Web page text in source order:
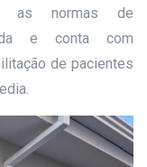
as normas de
e conta com
de pacientes